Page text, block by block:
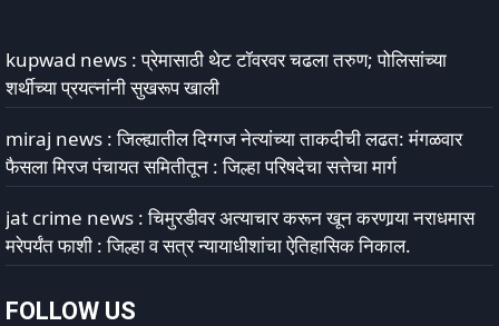
kupwad news : प्रेमासाठी थेट टॉवरवर चढला तरुण; पोलिसांच्या
शर्थीच्या प्रयत्नांनी सुखरूप खाली
miraj news : जिल्ह्यातील दिग्गज नेत्यांच्या ताकदीची लढत: मंगळवार
फैसला मिरज पंचायत समितीतून : जिल्हा परिषदेचा सत्तेचा मार्ग
jat crime news : चिमुरडीवर अत्याचार करून खून करणार्‍या नराधमास
मरेपर्यंत फाशी : जिल्हा व सत्र न्यायाधीशांचा ऐतिहासिक निकाल.
FOLLOW US